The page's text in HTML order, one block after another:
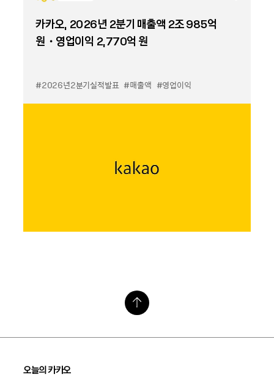
카카오, 2026년 2분기 매출액 2조 985억
원・영업이익 2,770억 원
#2026년2분기실적발표 #매출액 #영업이익
오늘의 카카오